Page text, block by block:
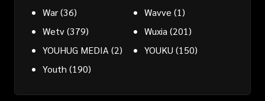
War(36) Wavve (1)
Wetv(379) Wuxia(201)
YOUHUG MEDIA(2) YOUKU (150)
Youth (190)